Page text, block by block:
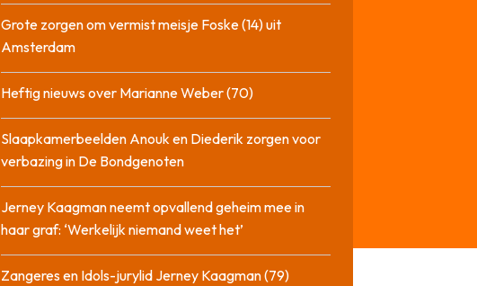
Grote zorgen om vermist meisje Foske (14) uit
Amsterdam
Heftig nieuws over Marianne Weber (70)
Slaapkamerbeelden Anouk en Diederik zorgen voor
verbazing in De Bondgenoten
Jerney Kaagman neemt opvallend geheim mee in
haar graf: ‘Werkelijk niemand weet het’
Zangeres en Idols-jurylid Jerney Kaagman (79)